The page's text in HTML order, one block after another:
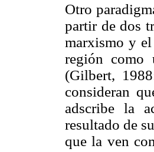
Otro
partir de dos
marxismo y el
región como
(Gilbert,
consideran
adscribe la
resultado de
que la ven